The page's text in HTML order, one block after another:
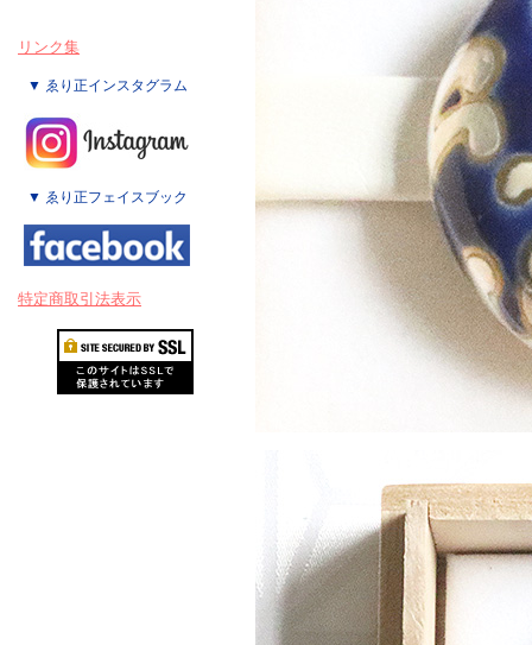
リンク集
▼ ゑり正インスタグラム
▼ ゑり正フェイスブック
特定商取引法表示